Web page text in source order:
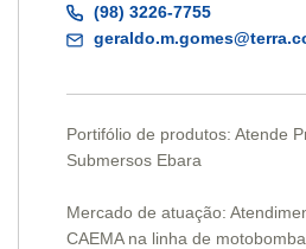
(98) 3226-7755
Portifólio de produtos: Atende
Submersos Ebara
Mercado de atuação:
CAEMA na linha de